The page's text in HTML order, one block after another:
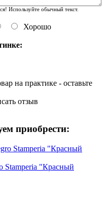
Используйте обычный текст.
Хорошо
на практике - оставьте
отзыв
приобрести:
Stamperia "Красный